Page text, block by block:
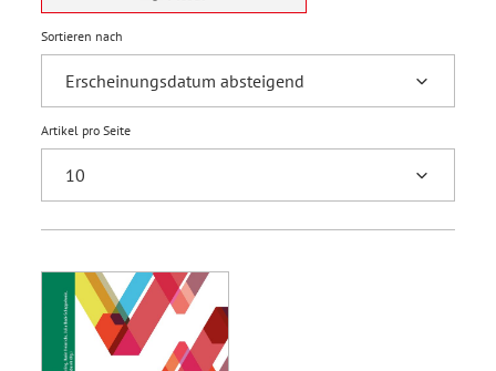
Sortieren nach
Artikel pro Seite